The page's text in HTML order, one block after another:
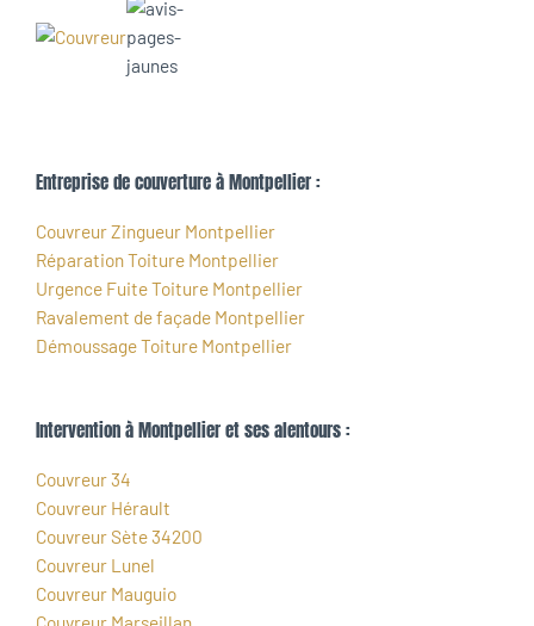
Entreprise de couverture à Montpellier :
Couvreur Zingueur Montpellier
Réparation Toiture Montpellier
Urgence Fuite Toiture Montpellier
Ravalement de façade Montpellier
Démoussage Toiture Montpellier
Intervention à Montpellier et ses alentours :
Couvreur 34
Couvreur Hérault
Couvreur Sète 34200
Couvreur Lunel
Couvreur Mauguio